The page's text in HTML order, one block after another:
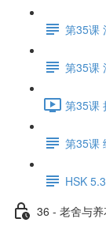
第35课
第35课
第35课
第35课
HSK
36 - 老舍与